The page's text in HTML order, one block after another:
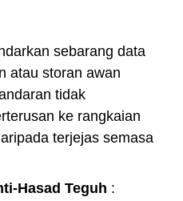
sebarang data
atau storan awan
tidak
ke rangkaian
terjejas semasa
Hasad Teguh :